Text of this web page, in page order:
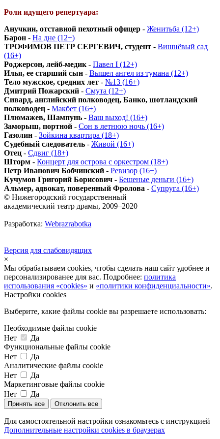
Роли идущего репертуара:
Анучкин, отставной пехотный офицер - Женитьба (12+)
Барон - На дне (12+)
ТРОФИМОВ ПЕТР СЕРГЕВИЧ, студент - Вишнёвый сад
(16+)
Роджерсон, лейб-медик - Павел I (12+)
Илья, ее старший сын - Вышел ангел из тумана (12+)
Тело мужское, средних лет - №13 (16+)
Дмитрий Пожарский - Смута (12+)
Сивард, английский полководец, Банко, шотландский
полководец - Макбет (16+)
Плюмажев, Шампунь - Ваш выход! (16+)
Заморыш, портной - Сон в летнюю ночь (16+)
Газолин - Зойкина квартира (18+)
Судебный следователь - Живой (16+)
Отец - Сдвиг (18+)
Шторм - Концерт для острова с оркестром (18+)
Петр Иванович Бобчинский - Ревизор (16+)
Кучумов Григорий Борисович - Бешеные деньги (16+)
Альмер, адвокат, поверенный Фролова - Супруга (16+)
© Нижегородский государственный
академический театр драмы, 2009–2020
Разработка: Webrazrabotka
Версия для слабовидящих
×
Мы обрабатываем cookies, чтобы сделать наш сайт удобнее и
персонализированее для вас. Подробнее: политика
использования «cookies» и «политики конфиденциальности».
Настройки cookies
Выберите, какие файлы cookie вы разрешаете использовать:
Необходимые файлы cookie
Нет
Да
Функциональные файлы cookie
Нет
Да
Аналитические файлы cookie
Нет
Да
Маркетинговые файлы cookie
Нет
Да
Принять все Отклонить все
Для самостоятельной настройки ознакомьтесь с инструкцией
Дополнительные настройки cookies в браузерах